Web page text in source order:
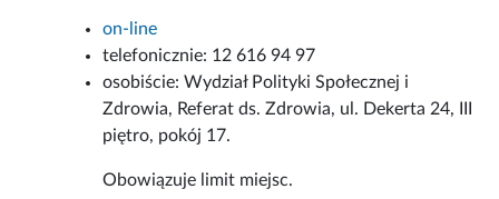
on-line
telefonicznie: 12 616 94 97
osobiście: Wydział Polityki Społecznej i
Zdrowia, Referat ds. Zdrowia, ul. Dekerta 24, III
piętro, pokój 17.
Obowiązuje limit miejsc.